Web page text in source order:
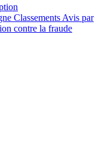
Classements Avis par
contre la fraude